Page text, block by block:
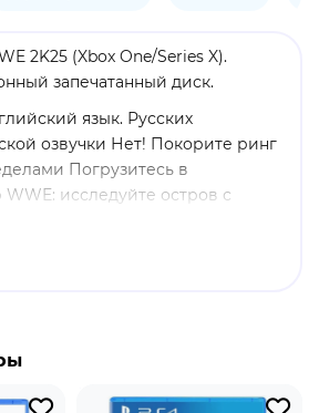
2K25 (Xbox One/Series X).
запечатанный диск.
язык. Русских
озвучки Нет! Покорите ринг
Погрузитесь в
исследуйте остров с
новому, создавая уникального
правила Bloodline и многое
так, как вам нравится, в режимах